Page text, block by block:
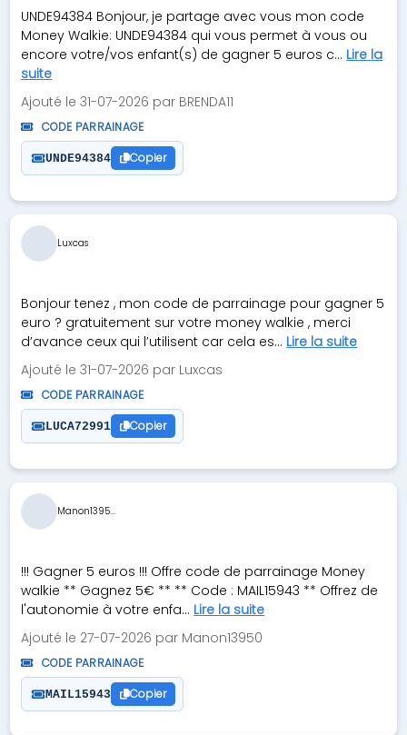
UNDE94384 Bonjour, je partage avec vous mon code
Money Walkie: UNDE94384 qui vous permet à vous ou
encore votre/vos enfant(s) de gagner 5 euros c... Lire la
suite
Ajouté le 31-07-2026 par BRENDA11
CODE PARRAINAGE
UNDE94384 Copier
Bonjour tenez , mon code de parrainage pour gagner 5
euro ? gratuitement sur votre money walkie , merci
d’avance ceux qui l’utilisent car cela es... Lire la suite
Ajouté le 31-07-2026 par Luxcas
CODE PARRAINAGE
LUCA72991 Copier
Luxcas
!!! Gagner 5 euros !!! Offre code de parrainage Money
walkie ** Gagnez 5€ ** ** Code : MAIL15943 ** Offrez de
l'autonomie à votre enfa... Lire la suite
Ajouté le 27-07-2026 par Manon13950
CODE PARRAINAGE
MAIL15943 Copier
Manon1395...